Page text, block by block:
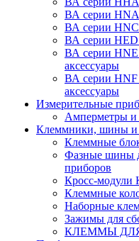
ВА серии
ВА серии HNC
ВА серии HED
ВА серии
аксессуары
ВА серии HNF
аксессуары
Измерительные
Амперметры и
Клеммники, шины и
Клеммные
Фазные шины
приборов
Кросс-модули
Клеммные
Наборные
Зажимы для
КЛЕММЫ